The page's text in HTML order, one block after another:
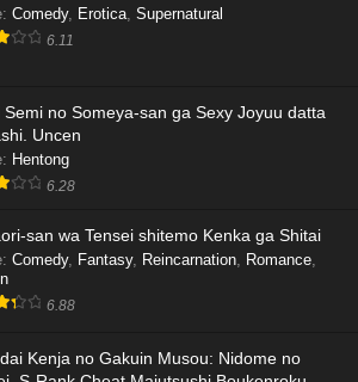
: Comedy, Erotica, Supernatural
6.11
Semi no Someya-san ga Sexy Joyuu datta
Uncen
: Hentong
6.28
san wa Tensei shitemo Kenka ga Shitai
: Comedy, Fantasy, Reincarnation, Romance,
6.88
Kenja no Gakuin Musou: Nidome no